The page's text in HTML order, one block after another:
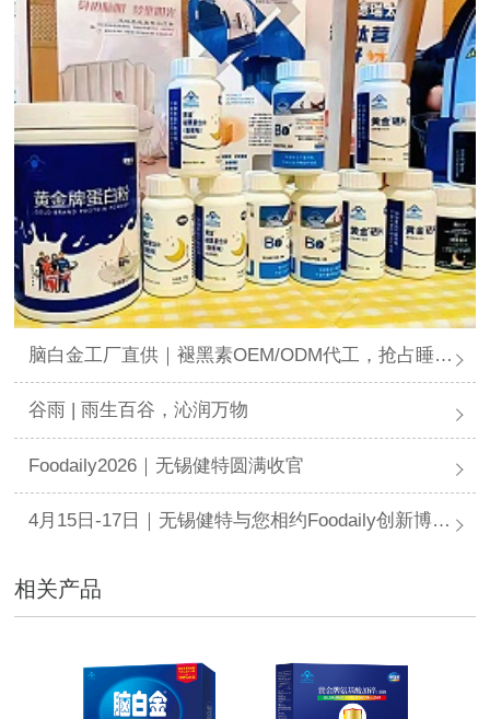
脑白金工厂直供｜褪黑素OEM/ODM代工，抢占睡眠健康新赛道
谷雨 | 雨生百谷，沁润万物
Foodaily2026｜无锡健特圆满收官
4月15日-17日｜无锡健特与您相约Foodaily创新博览会
相关产品